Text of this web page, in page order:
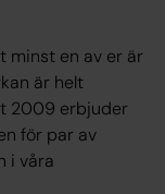
minst en av er är
är helt
2009 erbjuder
för par av
i våra